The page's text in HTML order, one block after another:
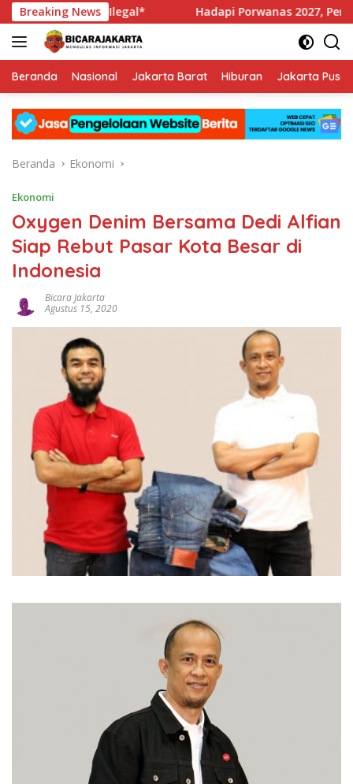
Langsung
ke
konten
Breaking News
Ilegal* Hadapi Porwanas 2027, Pengurus PWI
Beranda Nasional Jakarta Barat Hiburan Jakarta Pusat
Beranda Ekonomi
Ekonomi
Oxygen Denim Bersama Dedi Alfian
Siap Rebut Pasar Kota Besar di
Indonesia
Bicara Jakarta
Agustus 15, 2020